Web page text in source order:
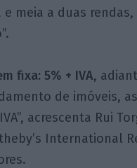
e meia a duas
fixa: 5% + IVA,
de imóveis,
acrescenta Rui
International